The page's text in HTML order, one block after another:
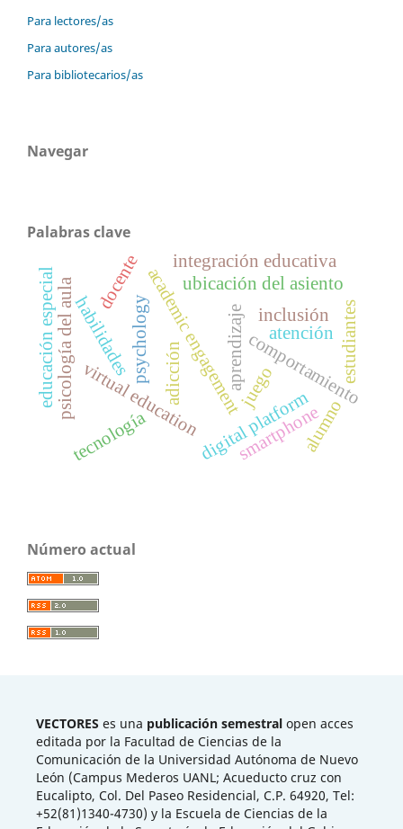
Para lectores/as
Para autores/as
Para bibliotecarios/as
Navegar
Palabras clave
academic engagement
virtual educationdigital platform
psychology aprendizajecomportamiento
ubicación del asiento
atención
psicología del aula adicción
smartphone
habilidades
tecnología
estudiantes
inclusión
educación especial
integración educativa
docente
alumno
juego
Número actual
VECTORES es una publicación semestralopen acces
editada por la Facultad de Ciencias de la
Comunicación de la Universidad Autónoma de Nuevo
León (Campus Mederos UANL; Acueducto cruz con
Eucalipto, Col. Del Paseo Residencial, C.P. 64920, Tel:
+52(81)1340-4730) y la Escuela de Ciencias de la